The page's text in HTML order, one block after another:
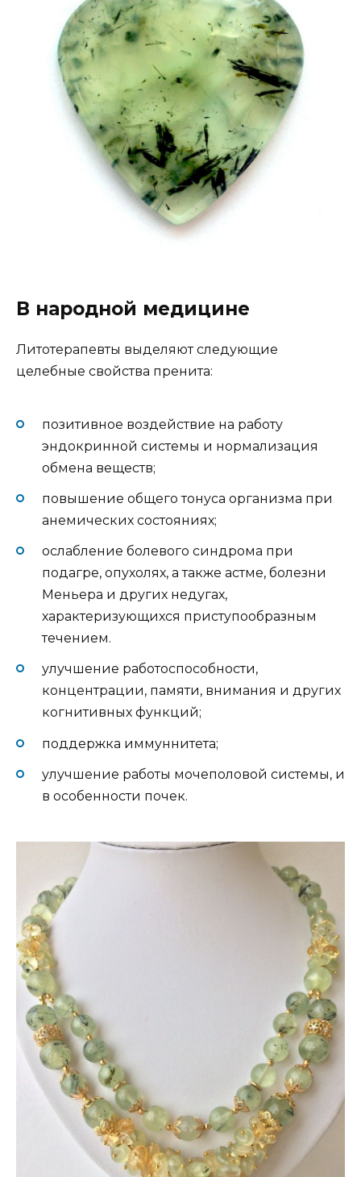
В народной медицине
Литотерапевты выделяют следующие
целебные свойства пренита:
позитивное воздействие на работу
эндокринной системы и нормализация
обмена веществ;
повышение общего тонуса организма при
анемических состояниях;
ослабление болевого синдрома при
подагре, опухолях, а также астме, болезни
Меньера и других недугах,
характеризующихся приступообразным
течением.
улучшение работоспособности,
концентрации, памяти, внимания и других
когнитивных функций;
поддержка иммуннитета;
улучшение работы мочеполовой системы, и
в особенности почек.